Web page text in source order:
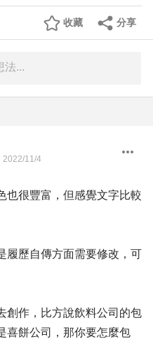
分享
收藏
2022/11/4
也很豐富，但感覺文字比較
履歷自傳方面需要修改，可
創作，比方說飲料公司的包
喜餅公司，那你要怎麼包